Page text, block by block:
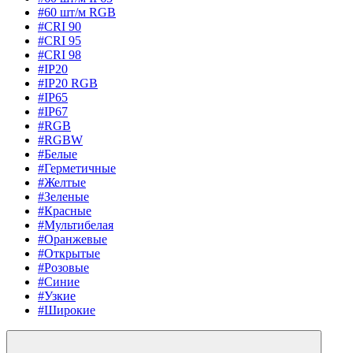
#60 шт/м RGB
#CRI 90
#CRI 95
#CRI 98
#IP20
#IP20 RGB
#IP65
#IP67
#RGB
#RGBW
#Белые
#Герметичные
#Желтые
#Зеленые
#Красные
#Мультибелая
#Оранжевые
#Открытые
#Розовые
#Синие
#Узкие
#Широкие